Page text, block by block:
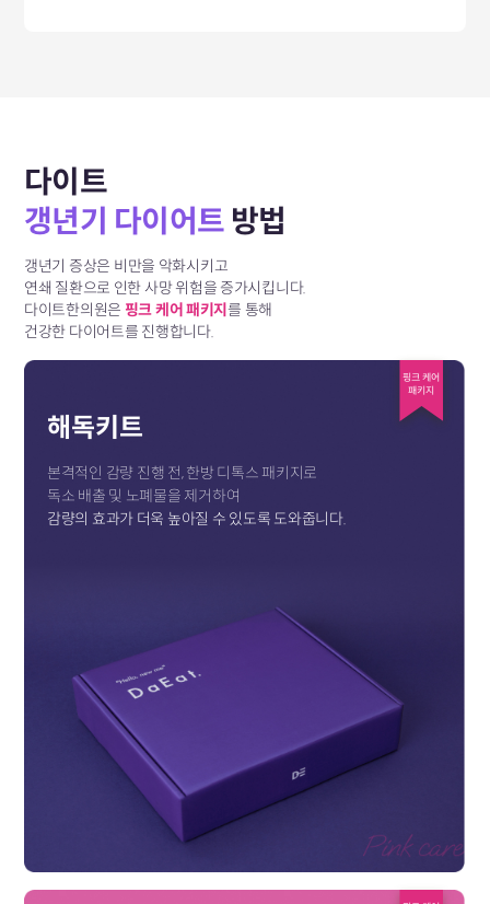
다이트
갱년기 다이어트 방법
갱년기 증상은 비만을 악화시키고
연쇄 질환으로 인한 사망 위험을 증가시킵니다.
다이트한의원은 핑크 케어 패키지를 통해
건강한 다이어트를 진행합니다.
핑크 케어
패키지
해독키트
본격적인 감량 진행 전, 한방 디톡스 패키지로
독소 배출 및 노폐물을 제거하여
감량의 효과가 더욱 높아질 수 있도록 도와줍니다.